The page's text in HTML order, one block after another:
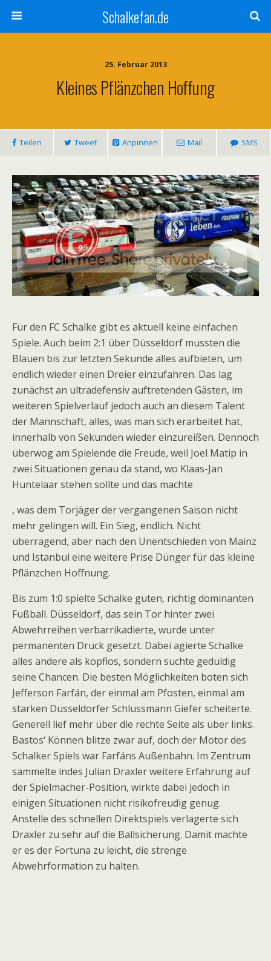
Schalkefan.de
25. Februar 2013
Kleines Pflänzchen Hoffung
Teilen Tweet Anpinnen Mail SMS
Für den FC Schalke gibt es aktuell keine einfachen
Spiele. Auch beim 2:1 über Düsseldorf mussten die
Blauen bis zur letzten Sekunde alles aufbieten, um
endlich wieder einen Dreier einzufahren. Das lag
zunächst an ultradefensiv auftretenden Gästen, im
weiteren Spielverlauf jedoch auch an diesem Talent
der Mannschaft, alles, was man sich erarbeitet hat,
innerhalb von Sekunden wieder einzureißen. Dennoch
überwog am Spielende die Freude, weil Joel Matip in
zwei Situationen genau da stand, wo Klaas-Jan
Huntelaar stehen sollte und das machte
, was dem Torjäger der vergangenen Saison nicht
mehr gelingen will. Ein Sieg, endlich. Nicht
überragend, aber nach den Unentschieden von Mainz
und Istanbul eine weitere Prise Dünger für das kleine
Pflänzchen Hoffnung.
Bis zum 1:0 spielte Schalke guten, richtig dominanten
Fußball. Düsseldorf, das sein Tor hinter zwei
Abwehrreihen verbarrikadierte, wurde unter
permanenten Druck gesetzt. Dabei agierte Schalke
alles andere als kopflos, sondern suchte geduldig
seine Chancen. Die besten Möglichkeiten boten sich
Jefferson Farfán, der einmal am Pfosten, einmal am
starken Düsseldorfer Schlussmann Giefer scheiterte.
Generell lief mehr über die rechte Seite als über links.
Bastos‘ Können blitze zwar auf, doch der Motor des
Schalker Spiels war Farfáns Außenbahn. Im Zentrum
sammelte indes Julian Draxler weitere Erfahrung auf
der Spielmacher-Position, wirkte dabei jedoch in
einigen Situationen nicht risikofreudig genug.
Anstelle des schnellen Direktspiels verlagerte sich
Draxler zu sehr auf die Ballsicherung. Damit machte
er es der Fortuna zu leicht, die strenge
Abwehrformation zu halten.